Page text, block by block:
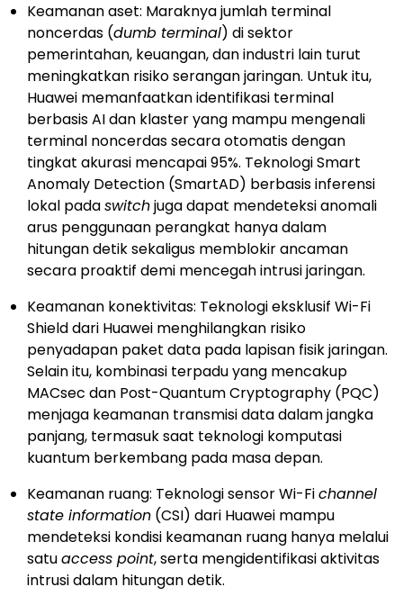
Keamanan aset: Maraknya jumlah terminal
noncerdas (dumb terminal) di sektor
pemerintahan, keuangan, dan industri lain turut
meningkatkan risiko serangan jaringan. Untuk itu,
Huawei memanfaatkan identifikasi terminal
berbasis AI dan klaster yang mampu mengenali
terminal noncerdas secara otomatis dengan
tingkat akurasi mencapai 95%. Teknologi Smart
Anomaly Detection (SmartAD) berbasis inferensi
lokal padaswitchjuga dapat mendeteksi anomali
arus penggunaan perangkat hanya dalam
hitungan detik sekaligus memblokir ancaman
secara proaktif demi mencegah intrusi jaringan.
Keamanan konektivitas: Teknologi eksklusif Wi-Fi
Shield dari Huawei menghilangkan risiko
penyadapan paket data pada lapisan fisik jaringan.
Selain itu, kombinasi terpadu yang mencakup
MACsec dan Post-Quantum Cryptography (PQC)
menjaga keamanan transmisi data dalam jangka
panjang, termasuk saat teknologi komputasi
kuantum berkembang pada masa depan.
Keamanan ruang: Teknologi sensor Wi-Fichannel
state information (CSI) dari Huawei mampu
mendeteksi kondisi keamanan ruang hanya melalui
satuaccess point, serta mengidentifikasi aktivitas
intrusi dalam hitungan detik.